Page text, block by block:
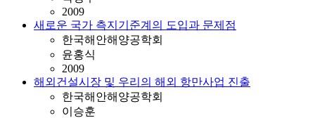
2009
새로운 국가 측지기준계의 도입과 문제점
한국해안해양공학회
윤홍식
2009
해외건설시장 및 우리의 해외 항만사업 진출
한국해안해양공학회
이승훈